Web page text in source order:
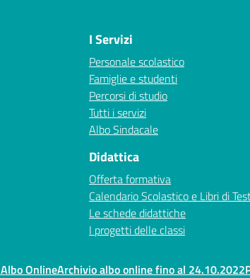
I Servizi
Personale scolastico
Famiglie e studenti
Percorsi di studio
Tutti i servizi
Albo Sindacale
Didattica
Offerta formativa
Calendario Scolastico e Libri di
Le schede didattiche
I progetti delle classi
Albo OnlineArchivio albo online fino al 24.10.2022